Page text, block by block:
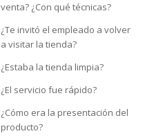
venta? ¿Con qué técnicas?
¿Te invitó el empleado a volver
a visitar la tienda?
¿Estaba la tienda limpia?
¿El servicio fue rápido?
¿Cómo era la presentación del
producto?